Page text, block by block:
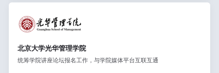
北京大学光华管理学院
统筹学院讲座论坛报名工作，与学院媒体平台互联互通